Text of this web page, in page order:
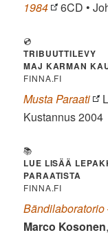
1984
6CD •
💿
TRIBUUTTILEVY
MAJ KARMAN
FINNA.FI
Musta Paraati
Kustannus 2004
📚
LUE LISÄÄ
PARAATISTA
FINNA.FI
Marco Kosonen